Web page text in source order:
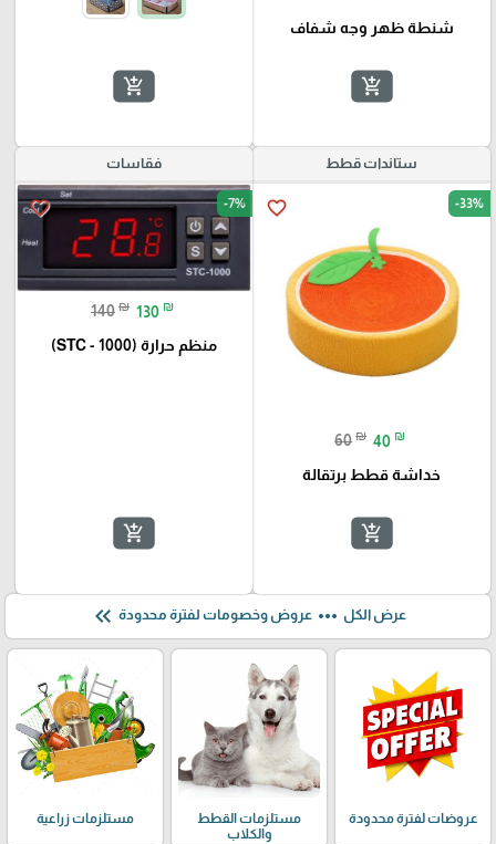
شنطة ظهر وجه شفاف
add_shopping_cart
add_shopping_cart
ستاندات قطط
favorite_border -33%
60 ₪ 40 ₪
خداشة قطط برتقالة
add_shopping_cart
فقاسات
favorite_border -7%
140 ₪ 130 ₪
منظم حرارة (STC - 1000)
add_shopping_cart
عرض الكل more_horiz عروض وخصومات لفترة محدودة keyboard_double_arrow_left
عروضات لفترة محدودة
مستلزمات القطط
والكلاب
مستلزمات زراعية